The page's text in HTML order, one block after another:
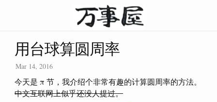
用台球算圆周率
Mar 14, 2016
今天是 π 节，我介绍个非常有趣的计算圆周率的方法。
中文互联网上似乎还没人提过。